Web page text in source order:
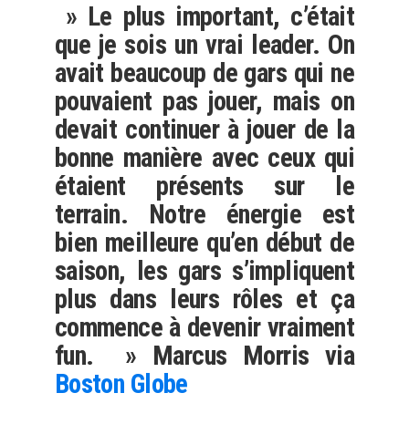
» Le plus important, c’était
que je sois un vrai leader. On
avait beaucoup de gars qui ne
pouvaient pas jouer, mais on
devait continuer à jouer de la
bonne manière avec ceux qui
étaient présents sur le
terrain. Notre énergie est
bien meilleure qu’en début de
saison, les gars s’impliquent
plus dans leurs rôles et ça
commence à devenir vraiment
fun. » Marcus Morris via
Boston Globe